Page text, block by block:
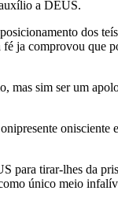
a DEUS.
dos
ja comprovou que
mas sim ser um
para tirar-lhes da
único meio